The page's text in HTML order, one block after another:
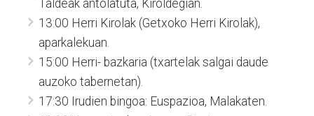
Taldeak antolatuta, Kiroldegian.
13:00 Herri Kirolak (Getxoko Herri Kirolak),
aparkalekuan.
15:00 Herri- bazkaria (txartelak salgai daude
auzoko tabernetan).
17:30 Irudien bingoa: Euspazioa, Malakaten.